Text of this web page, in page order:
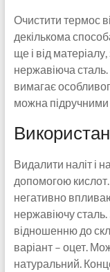
Очистити термос
декількома
ще і від
нержавіюча
вимагає
можна підручними
Видалити наліт і
допомогою
негативно
нержавіючу
відношенню до
варіант – оцет.
натуральний.